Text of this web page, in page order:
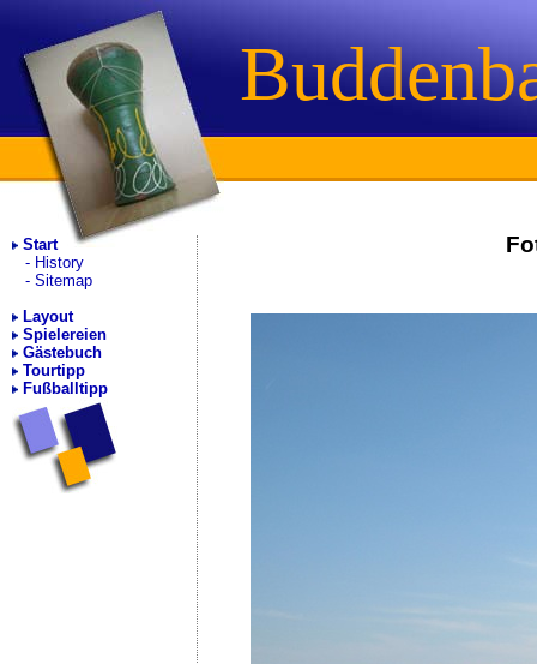
Start
History
Sitemap
Layout
Spielereien
Gästebuch
Tourtipp
Fußballtipp